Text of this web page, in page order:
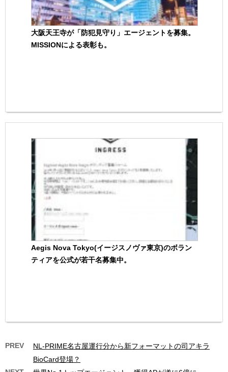
大阪天王寺が「防犯見守り」エージェントを募集。
MISSIONによる表彰も。
Aegis Nova Tokyo(イージスノヴァ東京)のボラン
ティアを公式が若干名募集中。
PREV
NL-PRIME名古屋運行分から新フォーマットの司アキラ
BioCard登場？